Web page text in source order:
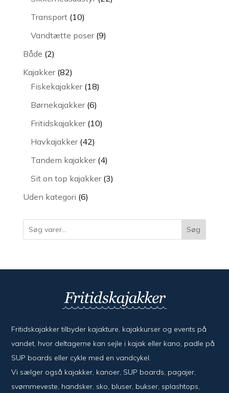
Transport 1010
varer
Vandtætte poser 99
Både 22
varer
Kajakker 8282
varer
Fiskekajakker 1818
Børnekajakker 66
varer
Fritidskajakker 1010
Havkajakker 4242
varer
Tandem kajakker 44
varer
Sit on top kajakker 33
Uden kategori 66
Søg
Fritidskajakker tilbyder kajak­ture, kajak­kurser og events på
vandet, hvor del­ta­ger­ne kan sejle i kajak eller kano, padle på
SUP boards eller cykle med en vand­cykel.
Vi sælger også kajak­ker, kanoer, SUP boards, pagajer,
svømme­veste, hand­sker, sko, bluser, bukser, splash­tops,